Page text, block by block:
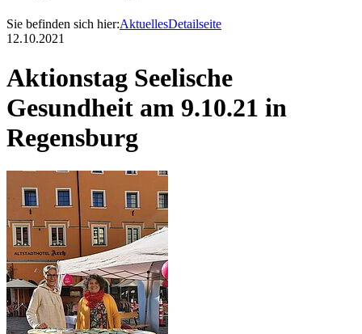
Sie befinden sich hier:AktuellesDetailseite
12.10.2021
Aktionstag Seelische
Gesundheit am 9.10.21 in
Regensburg